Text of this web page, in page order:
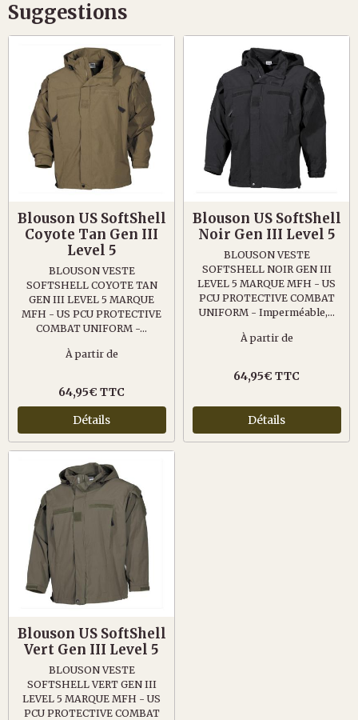
Suggestions
Blouson US SoftShell
Coyote Tan Gen III
Level 5
BLOUSON VESTE
SOFTSHELL COYOTE TAN
GEN III LEVEL 5 MARQUE
MFH - US PCU PROTECTIVE
COMBAT UNIFORM -...
À partir de
64,95€ TTC
Détails
Blouson US SoftShell
Noir Gen III Level 5
BLOUSON VESTE
SOFTSHELL NOIR GEN III
LEVEL 5 MARQUE MFH - US
PCU PROTECTIVE COMBAT
UNIFORM - Imperméable,...
À partir de
64,95€ TTC
Détails
Blouson US SoftShell
Vert Gen III Level 5
BLOUSON VESTE
SOFTSHELL VERT GEN III
LEVEL 5 MARQUE MFH - US
PCU PROTECTIVE COMBAT